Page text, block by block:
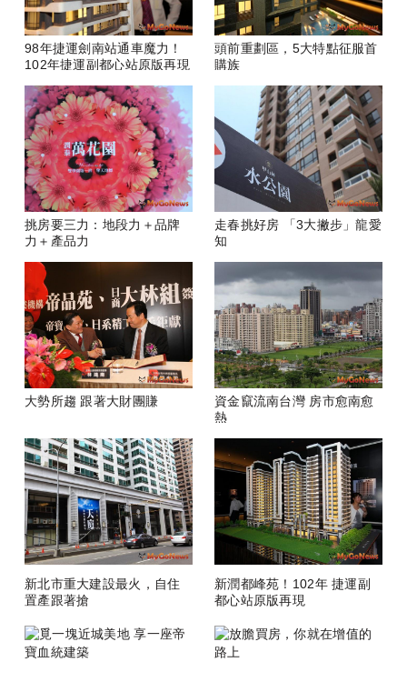
98年捷運劍南站通車魔力！
102年捷運副都心站原版再現
頭前重劃區，5大特點征服首
購族
挑房要三力：地段力＋品牌
力＋產品力
走春挑好房 「3大撇步」龍愛
知
大勢所趨 跟著大財團賺
資金竄流南台灣 房市愈南愈
熱
新北市重大建設最火，自住
置產跟著搶
新潤都峰苑！102年 捷運副
都心站原版再現